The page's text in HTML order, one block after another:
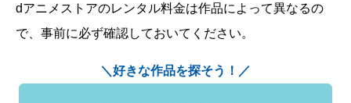
dアニメストアのレンタル料金は作品によって異なるの
で、事前に必ず確認しておいてください。
＼好きな作品を探そう！／